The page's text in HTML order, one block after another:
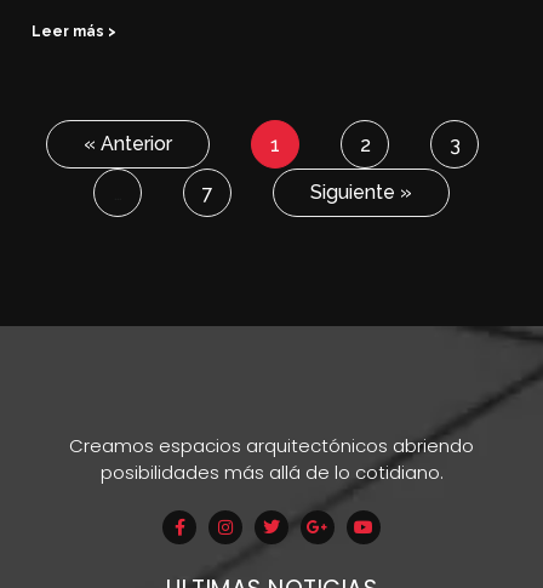
Leer más >
« Anterior 1 2 3
7 Siguiente »
Creamos espacios arquitectónicos abriendo
posibilidades más allá de lo cotidiano.